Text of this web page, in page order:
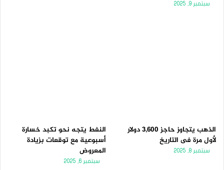
سبتمبر 9, 2025
الذهب يتجاوز حاجز 3,600 دولار
لأول مرة فى التاريخ
سبتمبر 8, 2025
النفط يتجه نحو تكبد خسارة
أسبوعية مع توقعات بزيادة
المعروض
سبتمبر 6, 2025